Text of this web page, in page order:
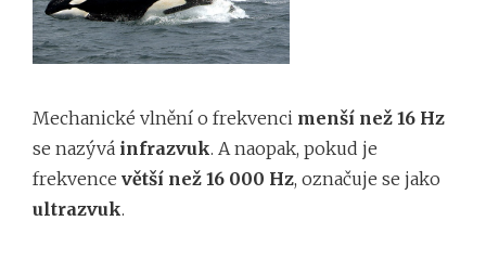
Mechanické vlnění o frekvenci menší než 16 Hz
se nazývá infrazvuk. A naopak, pokud je
frekvence větší než 16 000 Hz, označuje se jako
ultrazvuk.